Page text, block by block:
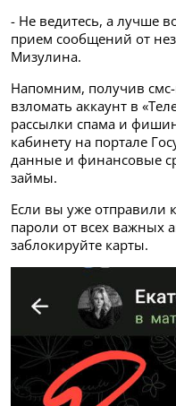
- Не ведитесь, а лучше
прием сообщений от
Мизулина.
Напомним, получив
взломать аккаунт в
рассылки спама и
кабинету на портале
данные и финансовые
займы.
Если вы уже отправили
пароли от всех важных
заблокируйте карты.